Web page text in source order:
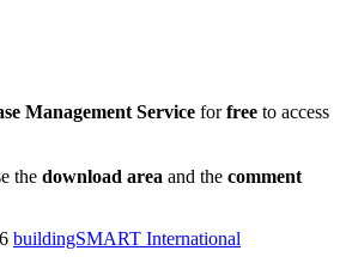
Management Service forfree to access
the download area and the comment
buildingSMART International